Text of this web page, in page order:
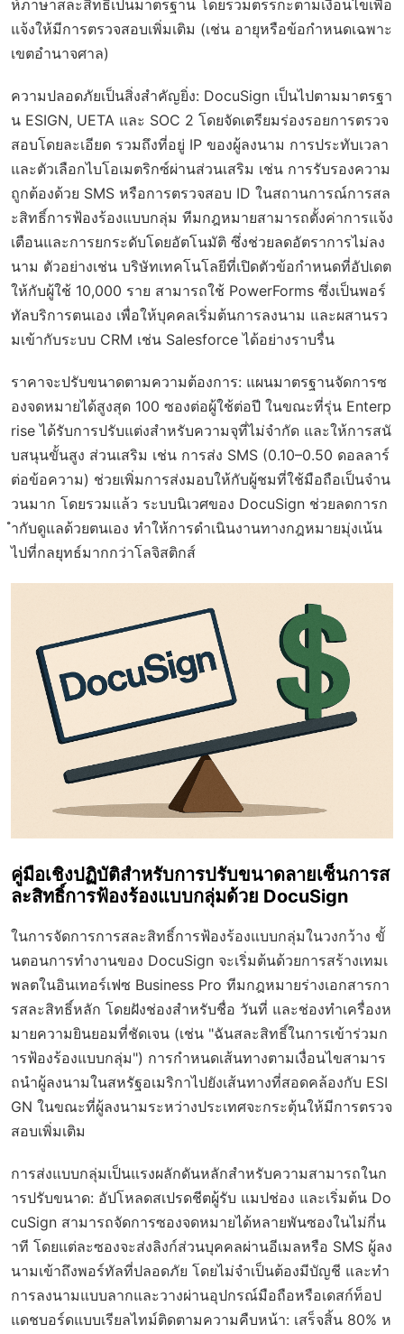
ห้ภาษาสละสิทธิ์เป็นมาตรฐาน โดยรวมตรรกะตามเงื่อนไขเพื่อ
แจ้งให้มีการตรวจสอบเพิ่มเติม (เช่น อายุหรือข้อกำหนดเฉพาะ
เขตอำนาจศาล)
ความปลอดภัยเป็นสิ่งสำคัญยิ่ง: DocuSign เป็นไปตามมาตรฐา
น ESIGN, UETA และ SOC 2 โดยจัดเตรียมร่องรอยการตรวจ
สอบโดยละเอียด รวมถึงที่อยู่ IP ของผู้ลงนาม การประทับเวลา
และตัวเลือกไบโอเมตริกซ์ผ่านส่วนเสริม เช่น การรับรองความ
ถูกต้องด้วย SMS หรือการตรวจสอบ ID ในสถานการณ์การสล
ะสิทธิ์การฟ้องร้องแบบกลุ่ม ทีมกฎหมายสามารถตั้งค่าการแจ้ง
เตือนและการยกระดับโดยอัตโนมัติ ซึ่งช่วยลดอัตราการไม่ลง
นาม ตัวอย่างเช่น บริษัทเทคโนโลยีที่เปิดตัวข้อกำหนดที่อัปเดต
ให้กับผู้ใช้ 10,000 ราย สามารถใช้ PowerForms ซึ่งเป็นพอร์
ทัลบริการตนเอง เพื่อให้บุคคลเริ่มต้นการลงนาม และผสานรว
มเข้ากับระบบ CRM เช่น Salesforce ได้อย่างราบรื่น
ราคาจะปรับขนาดตามความต้องการ: แผนมาตรฐานจัดการซ
องจดหมายได้สูงสุด 100 ซองต่อผู้ใช้ต่อปี ในขณะที่รุ่น Enterp
rise ได้รับการปรับแต่งสำหรับความจุที่ไม่จำกัด และให้การสนั
บสนุนขั้นสูง ส่วนเสริม เช่น การส่ง SMS (0.10–0.50 ดอลลาร์
ต่อข้อความ) ช่วยเพิ่มการส่งมอบให้กับผู้ชมที่ใช้มือถือเป็นจำน
วนมาก โดยรวมแล้ว ระบบนิเวศของ DocuSign ช่วยลดการก
ำกับดูแลด้วยตนเอง ทำให้การดำเนินงานทางกฎหมายมุ่งเน้น
ไปที่กลยุทธ์มากกว่าโลจิสติกส์
คู่มือเชิงปฏิบัติสำหรับการปรับขนาดลายเซ็นการส
ละสิทธิ์การฟ้องร้องแบบกลุ่มด้วย DocuSign
ในการจัดการการสละสิทธิ์การฟ้องร้องแบบกลุ่มในวงกว้าง ขั้
นตอนการทำงานของ DocuSign จะเริ่มต้นด้วยการสร้างเทมเ
พลตในอินเทอร์เฟซ Business Pro ทีมกฎหมายร่างเอกสารกา
รสละสิทธิ์หลัก โดยฝังช่องสำหรับชื่อ วันที่ และช่องทำเครื่องห
มายความยินยอมที่ชัดเจน (เช่น "ฉันสละสิทธิ์ในการเข้าร่วมก
ารฟ้องร้องแบบกลุ่ม") การกำหนดเส้นทางตามเงื่อนไขสามาร
ถนำผู้ลงนามในสหรัฐอเมริกาไปยังเส้นทางที่สอดคล้องกับ ESI
GN ในขณะที่ผู้ลงนามระหว่างประเทศจะกระตุ้นให้มีการตรวจ
สอบเพิ่มเติม
การส่งแบบกลุ่มเป็นแรงผลักดันหลักสำหรับความสามารถในก
ารปรับขนาด: อัปโหลดสเปรดชีตผู้รับ แมปช่อง และเริ่มต้น Do
cuSign สามารถจัดการซองจดหมายได้หลายพันซองในไม่กี่น
าที โดยแต่ละซองจะส่งลิงก์ส่วนบุคคลผ่านอีเมลหรือ SMS ผู้ลง
นามเข้าถึงพอร์ทัลที่ปลอดภัย โดยไม่จำเป็นต้องมีบัญชี และทำ
การลงนามแบบลากและวางผ่านอุปกรณ์มือถือหรือเดสก์ท็อป
แดชบอร์ดแบบเรียลไทม์ติดตามความคืบหน้า: เสร็จสิ้น 80% ห